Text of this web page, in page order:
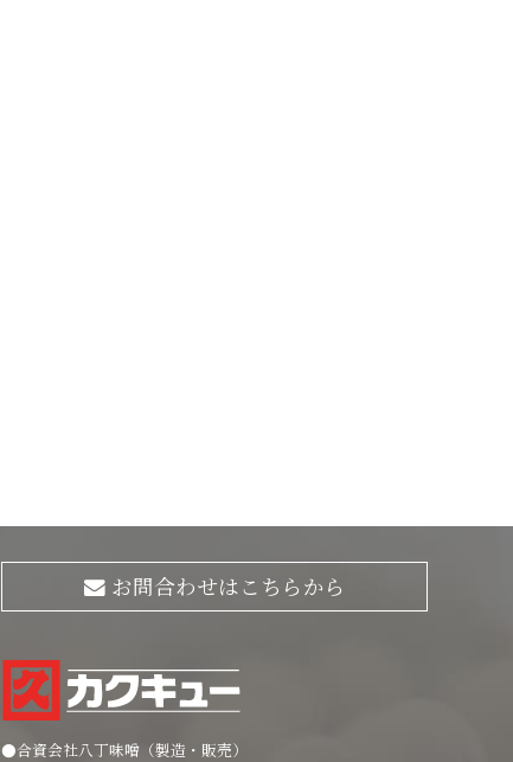
お問合わせはこちらから
●合資会社八丁味噌（製造・販売）